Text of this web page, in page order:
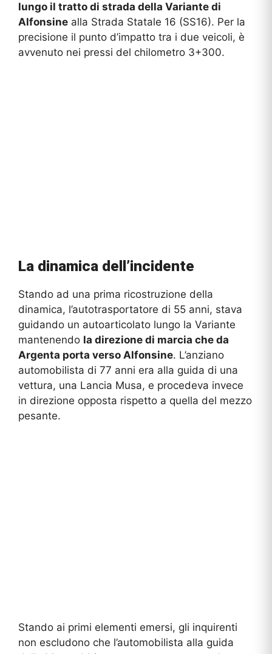
lungo il tratto di strada della Variante di
Alfonsine alla Strada Statale 16 (SS16). Per la
precisione il punto d’impatto tra i due veicoli, è
avvenuto nei pressi del chilometro 3+300.
La dinamica dell’incidente
Stando ad una prima ricostruzione della
dinamica, l’autotrasportatore di 55 anni, stava
guidando un autoarticolato lungo la Variante
mantenendo la direzione di marcia che da
Argenta porta verso Alfonsine. L’anziano
automobilista di 77 anni era alla guida di una
vettura, una Lancia Musa, e procedeva invece
in direzione opposta rispetto a quella del mezzo
pesante.
Stando ai primi elementi emersi, gli inquirenti
non escludono che l’automobilista alla guida